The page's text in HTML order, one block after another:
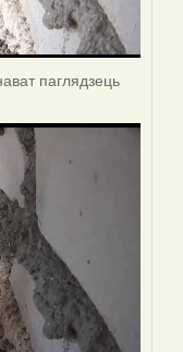
паглядзець